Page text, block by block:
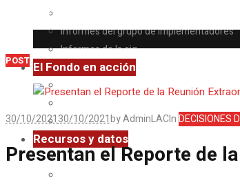
Informes del grupo de implementadores
Informes de la oig
El Fondo en acción
Notas conceptuales
Mecanismo de Coordinación Regional
Recursos y datos
Planes estratégicos
Tag:
POST
30/10/202130/10/2021byAdminLACInDECISIONES
Presentan el Reporte de